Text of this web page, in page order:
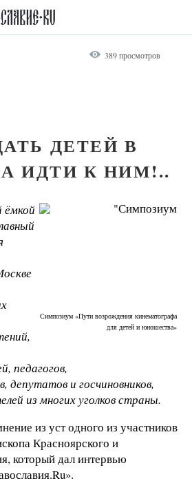
389 просмотров
ДЕТЕЙ В
ИДТИ К НИМ!..
Симпозиум «Пути возрождения кинематографа
для детей и юношества»
педагогов,
депутатов и госчиновников,
из многих уголков страны.
из уст одного из участников
Красноярского и
который дал интервью